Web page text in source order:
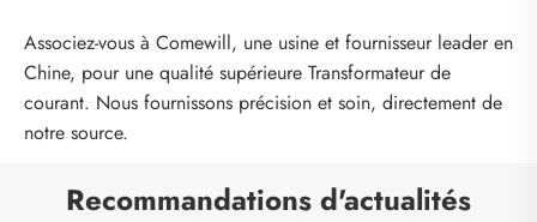
Associez-vous à Comewill, une usine et fournisseur leader en
Chine, pour une qualité supérieure Transformateur de
courant. Nous fournissons précision et soin, directement de
notre source.
Recommandations d'actualités